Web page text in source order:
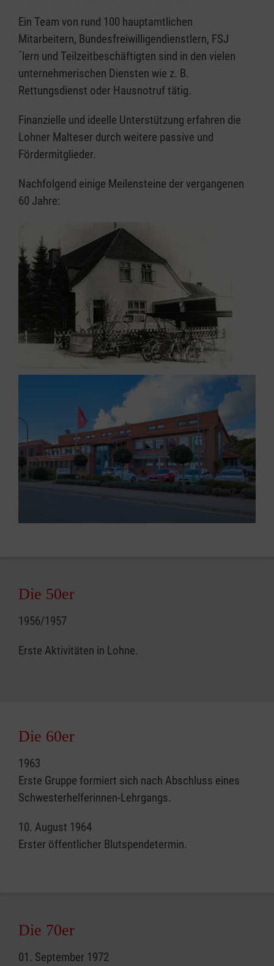
Ein Team von rund 100 hauptamtlichen
Mitarbeitern, Bundesfreiwilligendienstlern, FSJ
´lern und Teilzeitbeschäftigten sind in den vielen
unternehmerischen Diensten wie z. B.
Rettungsdienst oder Hausnotruf tätig.
Finanzielle und ideelle Unterstützung erfahren die
Lohner Malteser durch weitere passive und
Fördermitglieder.
Nachfolgend einige Meilensteine der vergangenen
60 Jahre:
Die 50er
1956/1957
Erste Aktivitäten in Lohne.
Die 60er
1963
Erste Gruppe formiert sich nach Abschluss eines
Schwesterhelferinnen-Lehrgangs.
10. August 1964
Erster öffentlicher Blutspendetermin.
Die 70er
01. September 1972